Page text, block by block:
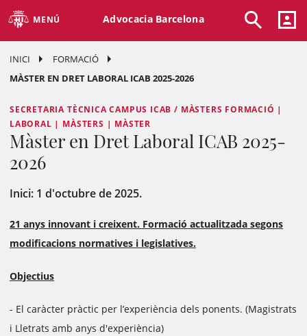
MENÚ Advocacia Barcelona
INICI
FORMACIÓ
MÀSTER EN DRET LABORAL ICAB 2025-2026
SECRETARIA TÈCNICA CAMPUS ICAB / MÀSTERS FORMACIÓ |
LABORAL | MÀSTERS | MÀSTER
Màster en Dret Laboral ICAB 2025-
2026
Inici: 1 d'octubre de 2025.
21 anys innovant i creixent. Formació actualitzada segons
modificacions normatives i legislatives.
Objectius
- El caràcter pràctic per l’experiència dels ponents. (Magistrats
i Lletrats amb anys d'experiència)